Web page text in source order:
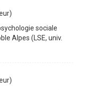
sociale
Alpes (LSE, univ.